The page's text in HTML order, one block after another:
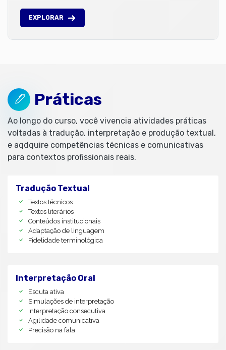
EXPLORAR
Práticas
Ao longo do curso, você vivencia atividades práticas
voltadas à tradução, interpretação e produção textual,
e aqdquire competências técnicas e comunicativas
para contextos profissionais reais.
Tradução Textual
Textos técnicos
Textos literários
Conteúdos institucionais
Adaptação de linguagem
Fidelidade terminológica
Interpretação Oral
Escuta ativa
Simulações de interpretação
Interpretação consecutiva
Agilidade comunicativa
Precisão na fala